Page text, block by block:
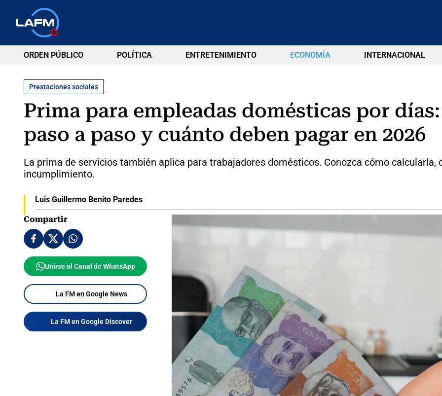
ORDEN PÚBLICO POLÍTICA ENTRETENIMIENTO ECONOMÍA INTERNACIONAL
Prestaciones sociales
Prima para empleadas domésticas por
paso a paso y cuánto deben pagar en 2026
La prima de servicios también aplica para trabajadores domésticos. Conozca cómo calcularla,
incumplimiento.
Luis Guillermo Benito Paredes
Compartir
Unirse al Canal de WhatsApp
La FM en Google News
La FM en Google Discover